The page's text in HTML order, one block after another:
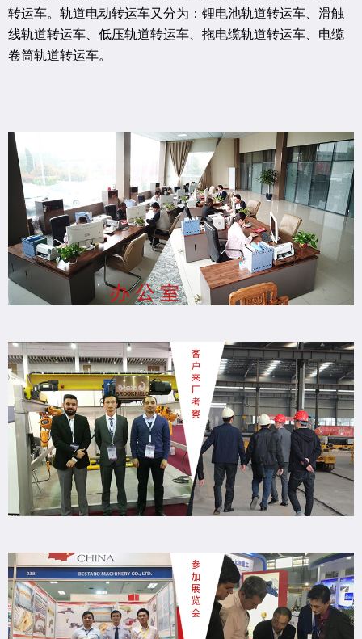
转运车。轨道电动转运车又分为：锂电池轨道转运车、滑触
线轨道转运车、低压轨道转运车、拖电缆轨道转运车、电缆
卷筒轨道转运车。